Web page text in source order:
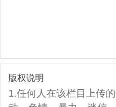
版权说明
1.任何人在该栏目上传